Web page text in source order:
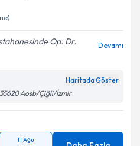
Op. Dr.
Devamı
Haritada Göster
35620 Aosb/Çiğli/İzmir
11 Ağu